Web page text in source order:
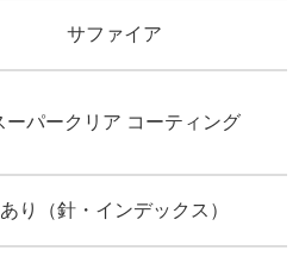
サファイア
ーパークリア コーティング
あり（針・インデックス）